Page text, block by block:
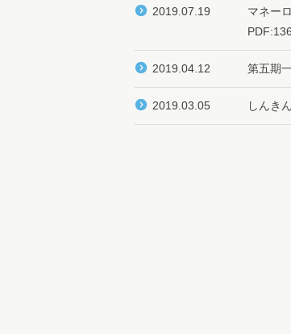
2019.07.19 マネー
2019.04.12 第五期
2019.03.05 しんき